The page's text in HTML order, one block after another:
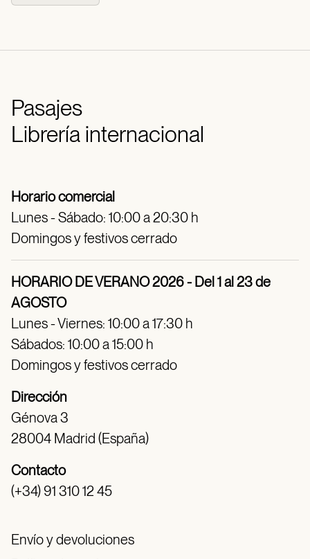
Pasajes
Librería internacional
Horario comercial
Lunes - Sábado: 10:00 a 20:30 h
Domingos y festivos cerrado
HORARIO DE VERANO 2026 - Del 1 al 23 de
AGOSTO
Lunes - Viernes: 10:00 a 17:30 h
Sábados: 10:00 a 15:00 h
Domingos y festivos cerrado
Dirección
Génova 3
28004 Madrid (España)
Contacto
(+34) 91 310 12 45
Envío y devoluciones